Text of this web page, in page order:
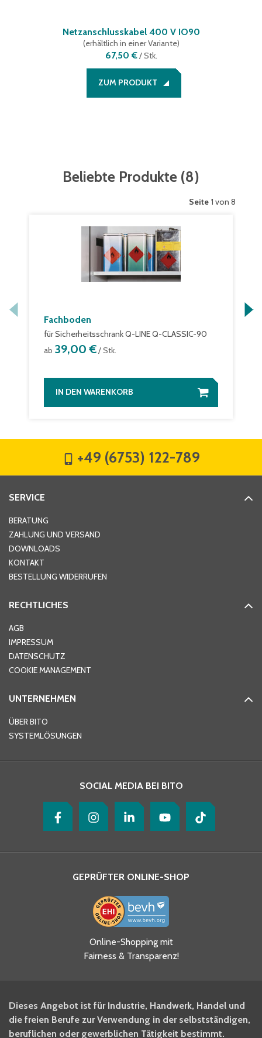
Netzanschlusskabel 400 V IO90
(erhältlich in einer Variante)
67,50 €/Stk.
ZUM PRODUKT
Beliebte Produkte (8)
Seite 1 von 8
Fachboden
für Sicherheitsschrank Q-LINE Q-CLASSIC-90
ab 39,00 €/ Stk.
IN DEN WARENKORB
+49 (6753) 122-789
SERVICE
BERATUNG
ZAHLUNG UND VERSAND
DOWNLOADS
KONTAKT
BESTELLUNG WIDERRUFEN
RECHTLICHES
AGB
IMPRESSUM
DATENSCHUTZ
COOKIE MANAGEMENT
UNTERNEHMEN
ÜBER BITO
SYSTEMLÖSUNGEN
SOCIAL MEDIA BEI BITO
GEPRÜFTER ONLINE-SHOP
Online-Shopping mit
Fairness & Transparenz!
Dieses Angebot ist für Industrie, Handwerk, Handel und
die freien Berufe zur Verwendung in der selbstständigen,
beruflichen oder gewerblichen Tätigkeit bestimmt.